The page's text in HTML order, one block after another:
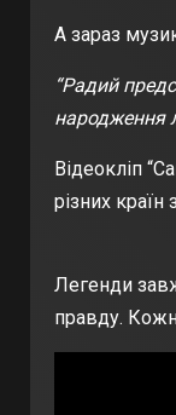
А зараз
“Радий
народження
Відеокліп
різних
Легенди
правду.